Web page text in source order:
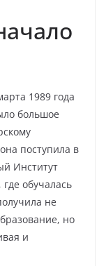
1989 года
большое
поступила в
Институт
обучалась
не
но
и